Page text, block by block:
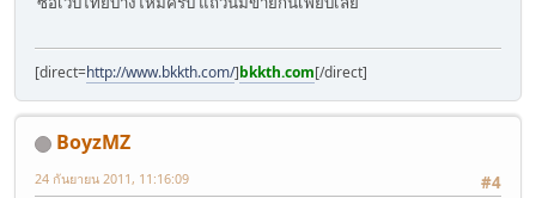
[direct=http://www.bkkth.com/]bkkth.com[/direct]
BoyzMZ
#4
24 กันยายน 2011, 11:16:09